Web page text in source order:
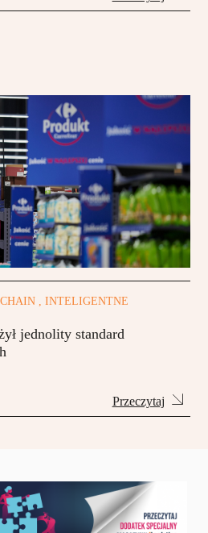
, INTELIGENTNE
jednolity standard
Przeczytaj